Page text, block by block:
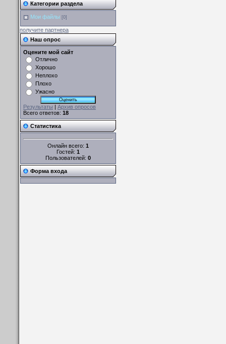
Категории раздела
Мои файлы [0]
получите партнера
Наш опрос
Оцените мой сайт
Отлично
Хорошо
Неплохо
Плохо
Ужасно
Результаты | Архив опросов
Всего ответов: 18
Статистика
Онлайн всего: 1
Гостей: 1
Пользователей: 0
Форма входа